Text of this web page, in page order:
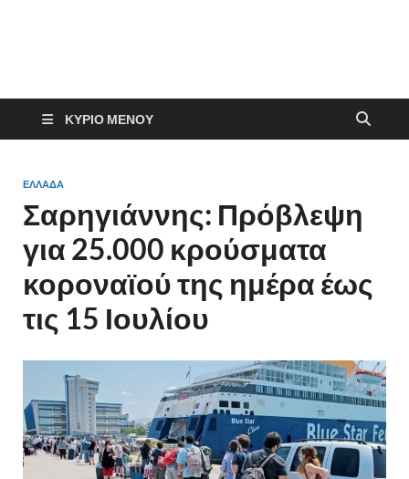
ΚΎΡΙΟ ΜΕΝΟΎ
ΕΛΛΑΔΑ
Σαρηγιάννης: Πρόβλεψη
για 25.000 κρούσματα
κοροναϊού της ημέρα έως
τις 15 Ιουλίου